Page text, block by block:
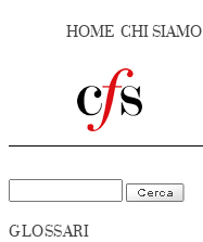
HOME CHI SIAMO
GLOSSARI